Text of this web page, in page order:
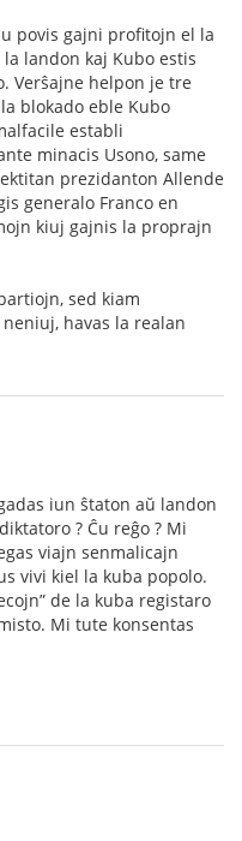
povis gajni profitojn el la
landon kaj Kubo estis
Verŝajne helpon je tre
blokado eble Kubo
establi
minacis Usono, same
prezidanton Allende
generalo Franco en
kiuj gajnis la proprajn
sed kiam
havas la realan
iun ŝtaton aŭ landon
? Ĉu reĝo ? Mi
viajn senmalicajn
vivi kiel la kuba popolo.
de la kuba registaro
Mi tute konsentas